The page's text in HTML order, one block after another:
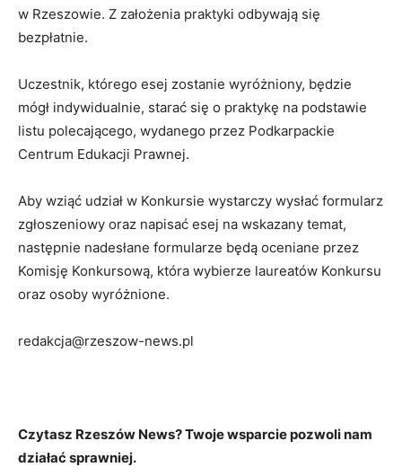
w Rzeszowie. Z założenia praktyki odbywają się
bezpłatnie.
Uczestnik, którego esej zostanie wyróżniony, będzie
mógł indywidualnie, starać się o praktykę na podstawie
listu polecającego, wydanego przez Podkarpackie
Centrum Edukacji Prawnej.
Aby wziąć udział w Konkursie wystarczy wysłać formularz
zgłoszeniowy oraz napisać esej na wskazany temat,
następnie nadesłane formularze będą oceniane przez
Komisję Konkursową, która wybierze laureatów Konkursu
oraz osoby wyróżnione.
redakcja@rzeszow-news.pl
Czytasz Rzeszów News? Twoje wsparcie pozwoli nam
działać sprawniej.